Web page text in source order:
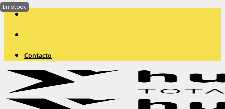
Saltar
contenido
Contacto